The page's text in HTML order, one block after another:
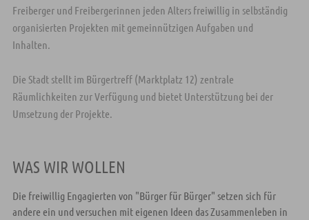
Freiberger und Freibergerinnen jeden Alters freiwillig in selbständig
organisierten Projekten mit gemeinnützigen Aufgaben und
Inhalten.
Die Stadt stellt im Bürgertreff (Marktplatz 12) zentrale
Räumlichkeiten zur Verfügung und bietet Unterstützung bei der
Umsetzung der Projekte.
WAS WIR WOLLEN
Die freiwillig Engagierten von "Bürger für Bürger" setzen sich für
andere ein und versuchen mit eigenen Ideen das Zusammenleben in